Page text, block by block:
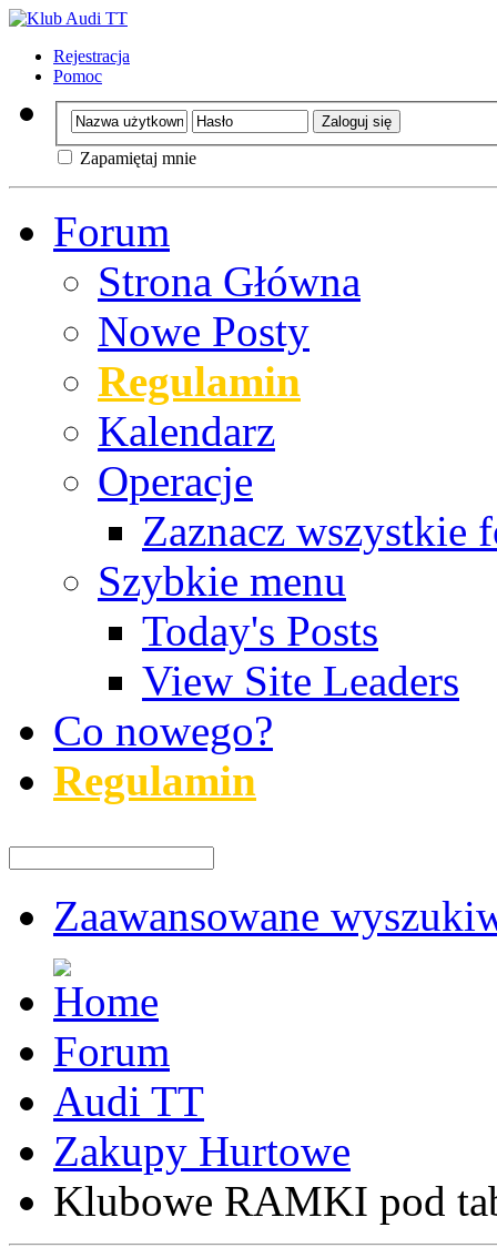
Rejestracja
Pomoc
Zapamiętaj mnie
Forum
Strona Główna
Nowe Posty
Regulamin
Kalendarz
Operacje
Zaznacz wszystkie
Szybkie menu
Today's Posts
View Site Leaders
Co nowego?
Regulamin
Zaawansowane
Forum
Audi TT
Zakupy Hurtowe
Klubowe RAMKI pod